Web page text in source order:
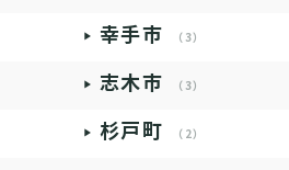
幸手市 （3）
志木市 （3）
杉戸町 （2）